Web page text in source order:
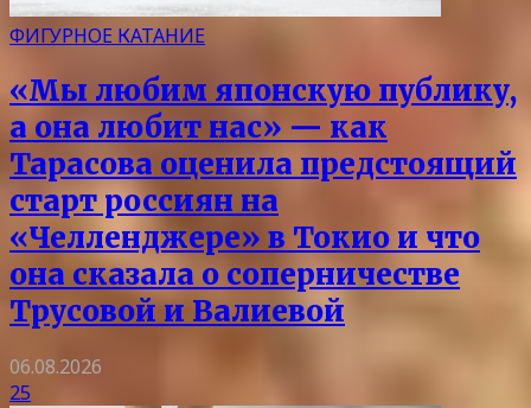
ФИГУРНОЕ КАТАНИЕ
«Мы любим японскую публику,
а она любит нас» — как
Тарасова оценила предстоящий
старт россиян на
«Челленджере» в Токио и что
она сказала о соперничестве
Трусовой и Валиевой
06.08.2026
25